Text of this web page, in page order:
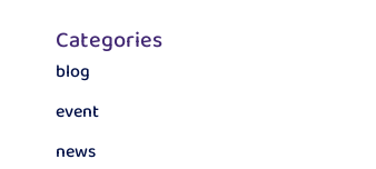
Categories
blog
event
news